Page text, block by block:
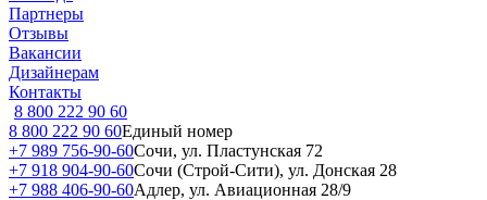
Партнеры
Отзывы
Вакансии
Дизайнерам
Контакты
8 800 222 90 60
8 800 222 90 60Единый номер
+7 989 756-90-60Сочи, ул. Пластунская 72
+7 918 904-90-60Сочи (Строй-Сити), ул. Донская 28
+7 988 406-90-60Адлер, ул. Авиационная 28/9